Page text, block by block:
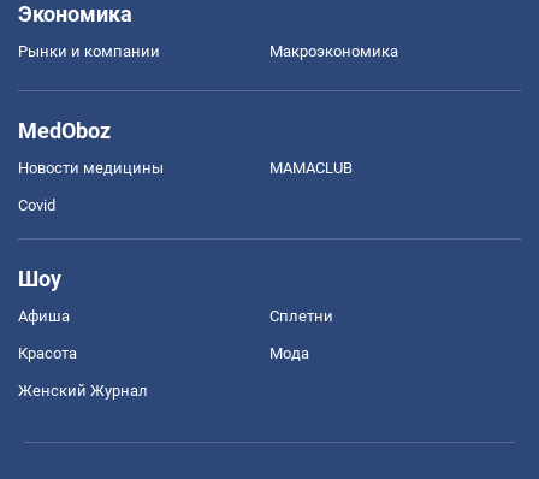
Экономика
Рынки и компании Mакроэкономика
MedOboz
Новости медицины MAMACLUB
Covid
Шоу
Афиша Сплетни
Красота Мода
Женский Журнал